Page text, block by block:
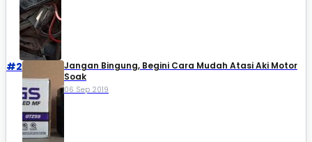
#2
Jangan Bingung, Begini Cara Mudah Atasi Aki Motor
Soak
06 Sep 2019